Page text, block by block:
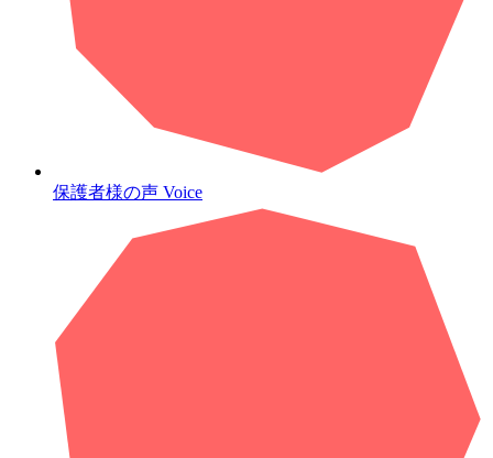
保護者様の声 Voice